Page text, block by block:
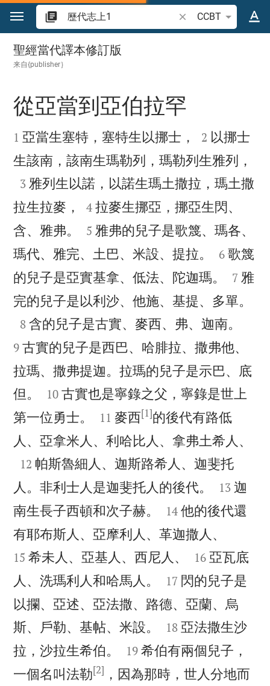
跳转到内容
搜索圣经经文或单词
CCBT
歷代志上 1
聖經當代譯本修訂版
来自{publisher｝

從亞當到亞伯拉罕

1 亞當生塞特，塞特生以挪士， 

2 以挪士
生該南，該南生瑪勒列，瑪勒列生雅列，

3 雅列生以諾，以諾生瑪土撒拉，瑪土撒
拉生拉麥，


4 拉麥生挪亞，挪亞生閃、
含、雅弗。


5 雅弗的兒子是歌篾、瑪各、
瑪代、雅完、土巴、米設、提拉。


6 歌篾
的兒子是亞實基拿、低法、陀迦瑪。


7 雅
完的兒子是以利沙、他施、基提、多單。

8 含的兒子是古實、麥西、弗、迦南。
9 古實的兒子是西巴、哈腓拉、撒弗他、
拉瑪、撒弗提迦。拉瑪的兒子是示巴、底
但。


10 古實也是寧錄之父，寧錄是世上
第一位勇士。


11 麥西[1]的後代有路低
人、亞拿米人、利哈比人、拿弗土希人、

12 帕斯魯細人、迦斯路希人、迦斐托
人。非利士人是迦斐托人的後代。


13 迦
南生長子西頓和次子赫。


14 他的後代還
有耶布斯人、亞摩利人、革迦撒人、
15 希未人、亞基人、西尼人、 

16 亞瓦底
人、洗瑪利人和哈馬人。


17 閃的兒子是
以攔、亞述、亞法撒、路德、亞蘭、烏
斯、戶勒、基帖、米設。


18 亞法撒生沙
拉，沙拉生希伯。


19 希伯有兩個兒子，
一個名叫法勒[2] ，因為那時，世人分地而